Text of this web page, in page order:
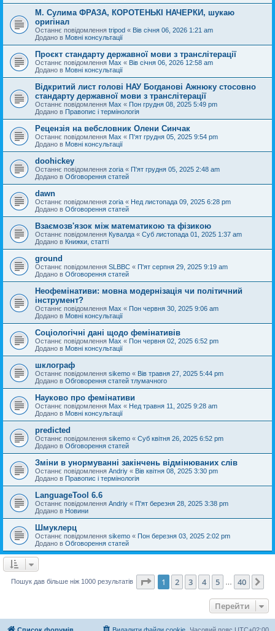
М. Сулима ФРАЗА, КОРОТЕНЬКІ НАЧЕРКИ, шукаю
оригінал
Останнє повідомлення tripod « Вів січня 06, 2026 1:21 am
Додано в Мовні консультації
Проєкт стандарту державної мови з транслітерації
Останнє повідомлення Max « Вів січня 06, 2026 12:58 am
Додано в Мовні консультації
Відкритий лист голові НАУ Богданові Ажнюку стосовно
стандарту державної мови з транслітерації
Останнє повідомлення Max « Пон грудня 08, 2025 5:49 pm
Додано в Правопис і термінологія
Рецензія на вебсловник Олени Синчак
Останнє повідомлення Max « П'ят грудня 05, 2025 9:54 pm
Додано в Мовні консультації
doohickey
Останнє повідомлення zoria « П'ят грудня 05, 2025 2:48 am
Додано в Обговорення статей
dawn
Останнє повідомлення zoria « Нед листопада 09, 2025 6:28 pm
Додано в Обговорення статей
Взаємозв'язок між математикою та фізикою
Останнє повідомлення Кувалда « Суб листопада 01, 2025 1:37 am
Додано в Книжки, статті
ground
Останнє повідомлення SLBBC « П'ят серпня 29, 2025 9:19 am
Додано в Обговорення статей
Неофемінативи: мовна модернізація чи політичний
інструмент?
Останнє повідомлення Max « Пон червня 30, 2025 9:06 am
Додано в Мовні консультації
Соціологічні дані щодо фемінативів
Останнє повідомлення Max « Пон червня 02, 2025 6:52 pm
Додано в Мовні консультації
шклограф
Останнє повідомлення sikemo « Вів травня 27, 2025 5:44 pm
Додано в Обговорення статей тлумачного
Науково про фемінативи
Останнє повідомлення Max « Нед травня 11, 2025 9:28 am
Додано в Мовні консультації
predicted
Останнє повідомлення sikemo « Суб квітня 26, 2025 6:52 pm
Додано в Обговорення статей
Зміни в унормуванні закінчень відмінюваних слів
Останнє повідомлення Andriy « Вів квітня 08, 2025 3:30 pm
Додано в Правопис і термінологія
LanguageTool 6.6
Останнє повідомлення Andriy « П'ят березня 28, 2025 3:38 pm
Додано в Новини
Шмуклерц
Останнє повідомлення sikemo « Пон березня 03, 2025 2:02 pm
Додано в Обговорення статей
Пошук дав більше ніж 1000 результатів Сторінка 1 40
1 2 3 4 5 40
Перейти
Список форумів Часовий пояс UTC+02:00
Видалити файли cookie